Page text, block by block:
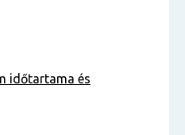
időtartama és